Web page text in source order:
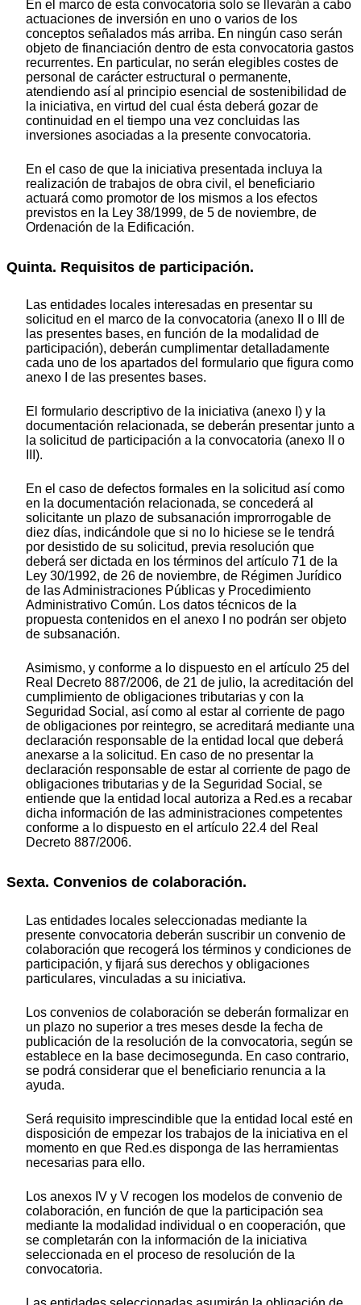
En el marco de esta convocatoria solo se llevarán a cabo
actuaciones de inversión en uno o varios de los
conceptos señalados más arriba. En ningún caso serán
objeto de financiación dentro de esta convocatoria gastos
recurrentes. En particular, no serán elegibles costes de
personal de carácter estructural o permanente,
atendiendo así al principio esencial de sostenibilidad de
la iniciativa, en virtud del cual ésta deberá gozar de
continuidad en el tiempo una vez concluidas las
inversiones asociadas a la presente convocatoria.
En el caso de que la iniciativa presentada incluya la
realización de trabajos de obra civil, el beneficiario
actuará como promotor de los mismos a los efectos
previstos en la Ley 38/1999, de 5 de noviembre, de
Ordenación de la Edificación.
Quinta. Requisitos de participación.
Las entidades locales interesadas en presentar su
solicitud en el marco de la convocatoria (anexo II o III de
las presentes bases, en función de la modalidad de
participación), deberán cumplimentar detalladamente
cada uno de los apartados del formulario que figura como
anexo I de las presentes bases.
El formulario descriptivo de la iniciativa (anexo I) y la
documentación relacionada, se deberán presentar junto a
la solicitud de participación a la convocatoria (anexo II o
III).
En el caso de defectos formales en la solicitud así como
en la documentación relacionada, se concederá al
solicitante un plazo de subsanación improrrogable de
diez días, indicándole que si no lo hiciese se le tendrá
por desistido de su solicitud, previa resolución que
deberá ser dictada en los términos del artículo 71 de la
Ley 30/1992, de 26 de noviembre, de Régimen Jurídico
de las Administraciones Públicas y Procedimiento
Administrativo Común. Los datos técnicos de la
propuesta contenidos en el anexo I no podrán ser objeto
de subsanación.
Asimismo, y conforme a lo dispuesto en el artículo 25 del
Real Decreto 887/2006, de 21 de julio, la acreditación del
cumplimiento de obligaciones tributarias y con la
Seguridad Social, así como al estar al corriente de pago
de obligaciones por reintegro, se acreditará mediante una
declaración responsable de la entidad local que deberá
anexarse a la solicitud. En caso de no presentar la
declaración responsable de estar al corriente de pago de
obligaciones tributarias y de la Seguridad Social, se
entiende que la entidad local autoriza a Red.es a recabar
dicha información de las administraciones competentes
conforme a lo dispuesto en el artículo 22.4 del Real
Decreto 887/2006.
Sexta. Convenios de colaboración.
Las entidades locales seleccionadas mediante la
presente convocatoria deberán suscribir un convenio de
colaboración que recogerá los términos y condiciones de
participación, y fijará sus derechos y obligaciones
particulares, vinculadas a su iniciativa.
Los convenios de colaboración se deberán formalizar en
un plazo no superior a tres meses desde la fecha de
publicación de la resolución de la convocatoria, según se
establece en la base decimosegunda. En caso contrario,
se podrá considerar que el beneficiario renuncia a la
ayuda.
Será requisito imprescindible que la entidad local esté en
disposición de empezar los trabajos de la iniciativa en el
momento en que Red.es disponga de las herramientas
necesarias para ello.
Los anexos IV y V recogen los modelos de convenio de
colaboración, en función de que la participación sea
mediante la modalidad individual o en cooperación, que
se completarán con la información de la iniciativa
seleccionada en el proceso de resolución de la
convocatoria.